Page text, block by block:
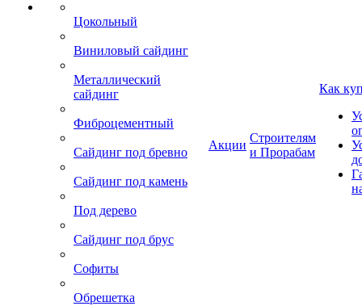
Цокольный
Виниловый сайдинг
Металлический
сайдинг
Фиброцементный
Сайдинг под бревно
Сайдинг под камень
Под дерево
Сайдинг под брус
Софиты
Обрешетка
Акции
Строителям
и Прорабам
Как